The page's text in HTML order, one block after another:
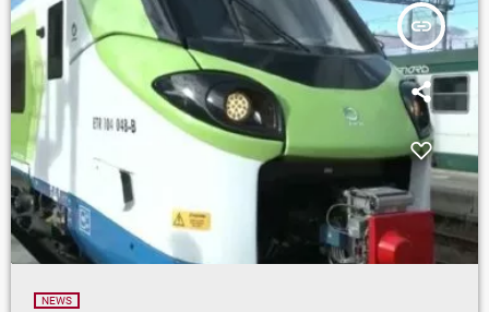
insert_link
NEWS